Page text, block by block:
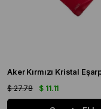
$ 11.11
$ 27.78